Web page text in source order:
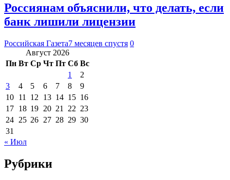
Россиянам объяснили, что делать, если
банк лишили лицензии
Российская Газета7 месяцев спустя 0
Август 2026
Пн Вт Ср Чт Пт Сб Вс
1
2
3
4 5 6 7 8
9
10 11 12 13 14 15 16
17 18 19 20 21 22 23
24 25 26 27 28 29 30
31
« Июл
Рубрики